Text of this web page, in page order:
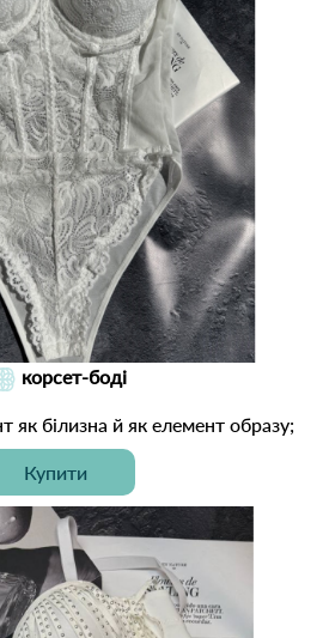
корсет-боді
як білизна й як елемент образу;
Купити